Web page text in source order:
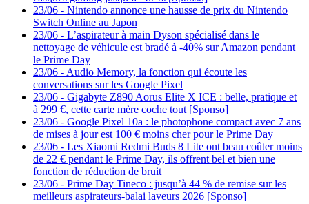
23/06 - Nintendo annonce une hausse de prix du Nintendo
Switch Online au Japon
23/06 - L’aspirateur à main Dyson spécialisé dans le
nettoyage de véhicule est bradé à -40% sur Amazon pendant
le Prime Day
23/06 - Audio Memory, la fonction qui écoute les
conversations sur les Google Pixel
23/06 - Gigabyte Z890 Aorus Elite X ICE : belle, pratique et
à 299 €, cette carte mère coche tout [Sponso]
23/06 - Google Pixel 10a : le photophone compact avec 7 ans
de mises à jour est 100 € moins cher pour le Prime Day
23/06 - Les Xiaomi Redmi Buds 8 Lite ont beau coûter moins
de 22 € pendant le Prime Day, ils offrent bel et bien une
fonction de réduction de bruit
23/06 - Prime Day Tineco : jusqu’à 44 % de remise sur les
meilleurs aspirateurs-balai laveurs 2026 [Sponso]